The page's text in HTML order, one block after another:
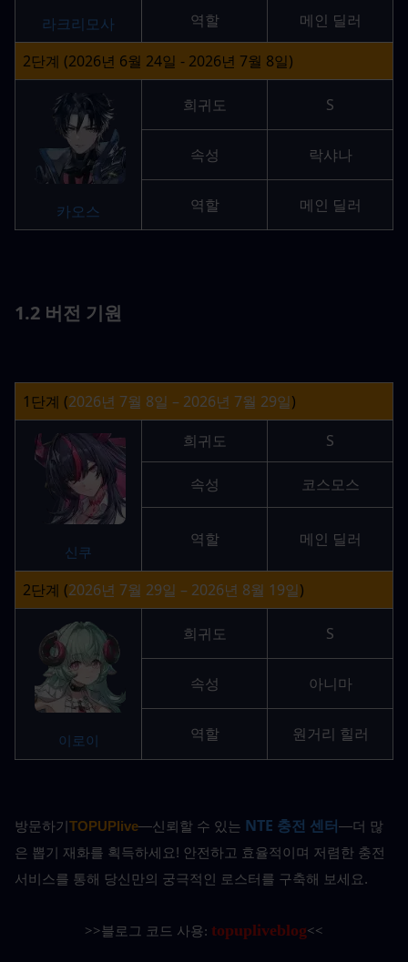
라크리모사 역할 메인 딜러
2단계 (2026년 6월 24일 - 2026년 7월 8일)
카오스
희귀도 S
속성 락샤나
역할 메인 딜러
1.2 버전 기원
1단계 (2026년 7월 8일 – 2026년 7월 29일)
신쿠
희귀도 S
속성 코스모스
역할 메인 딜러
2단계 (2026년 7월 29일 – 2026년 8월 19일)
이로이
희귀도 S
속성 아니마
역할 원거리 힐러
방문하기TOPUPlive—신뢰할 수 있는 NTE 충전 센터—더 많
은 뽑기 재화를 획득하세요! 안전하고 효율적이며 저렴한 충전
서비스를 통해 당신만의 궁극적인 로스터를 구축해 보세요.
>>블로그 코드 사용: topupliveblog<<